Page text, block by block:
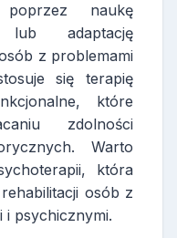
poprzez naukę
lub adaptację
z problemami
się terapię
które
zdolności
Warto
która
osób z
i psychicznymi.